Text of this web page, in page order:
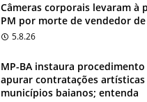
Câmeras corporais levaram à
PM por morte de vendedor
5.8.26
MP-BA instaura procedimento
apurar contratações
municípios baianos; entenda